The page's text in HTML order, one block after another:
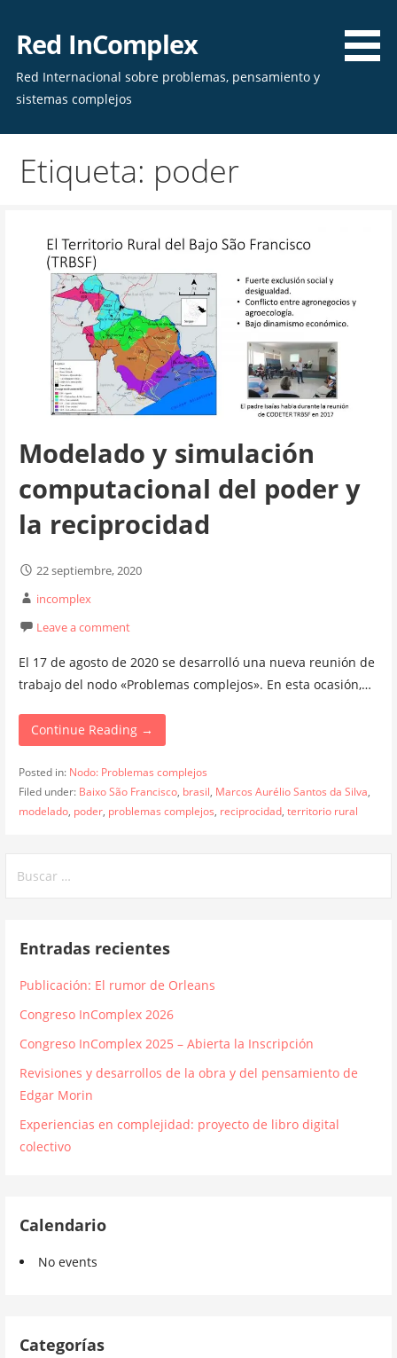
content
Red InComplex
Red Internacional sobre problemas, pensamiento y
sistemas complejos
Etiqueta: poder
Modelado y simulación
computacional del poder y
la reciprocidad
22 septiembre, 2020
incomplex
Leave a comment
El 17 de agosto de 2020 se desarrolló una nueva reunión de
trabajo del nodo «Problemas complejos». En esta ocasión,…
Continue Reading →
Posted in: Nodo: Problemas complejos
Filed under: Baixo São Francisco, brasil, Marcos Aurélio Santos da Silva,
modelado, poder, problemas complejos, reciprocidad, territorio rural
Entradas recientes
Publicación: El rumor de Orleans
Congreso InComplex 2026
Congreso InComplex 2025 – Abierta la Inscripción
Revisiones y desarrollos de la obra y del pensamiento de
Edgar Morin
Experiencias en complejidad: proyecto de libro digital
colectivo
Calendario
No events
Categorías